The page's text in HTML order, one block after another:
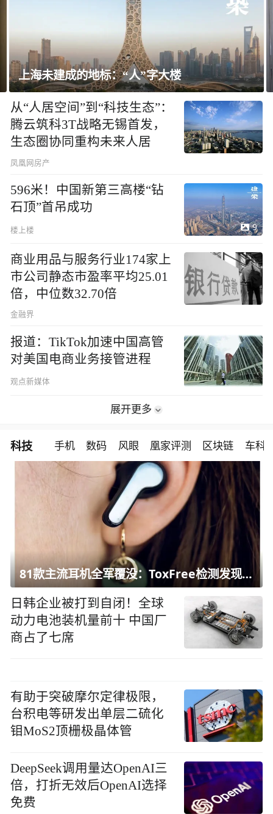
上海未建成的地标：“人”字大楼
从“人居空间”到“科技生态”：
腾云筑科3T战略无锡首发，
生态圈协同重构未来人居
凤凰网房产
596米！中国新第三高楼“钻
石顶”首吊成功
楼上楼 9
商业用品与服务行业174家上
市公司静态市盈率平均25.01
倍，中位数32.70倍
金融界
报道：TikTok加速中国高管
对美国电商业务接管进程
观点新媒体
展开更多
科技 手机 数码 风眼 凰家评测 区块链 车科
81款主流耳机全军覆没：ToxFree检测发现均含对人体有害化学物质
日韩企业被打到自闭！全球
动力电池装机量前十 中国厂
商占了七席
有助于突破摩尔定律极限，
台积电等研发出单层二硫化
钼MoS2顶栅极晶体管
DeepSeek调用量达OpenAI三
倍，打折无效后OpenAI选择
免费